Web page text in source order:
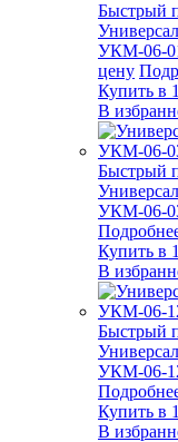
Быстрый
УКМ-06-
цену
Купить в
В
Быстрый
УКМ-06-
Купить в
В
Быстрый
УКМ-06-
Купить в
В